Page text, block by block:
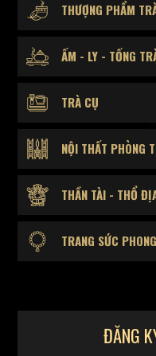
THƯỢNG PHẨM
ẤM - LY - TỐNG
TRÀ CỤ
NỘI THẤT PHÒNG
THẦN TÀI - THỔ
TRANG SỨC
ĐĂNG